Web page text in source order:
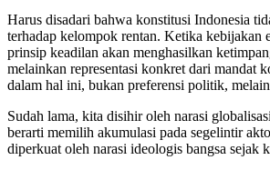
Harus disadari bahwa konstitusi Indonesia
terhadap kelompok rentan. Ketika kebijakan
prinsip keadilan akan menghasilkan
melainkan representasi konkret dari mandat
dalam hal ini, bukan preferensi politik,
Sudah lama, kita disihir oleh narasi
berarti memilih akumulasi pada segelintir
diperkuat oleh narasi ideologis bangsa sejak